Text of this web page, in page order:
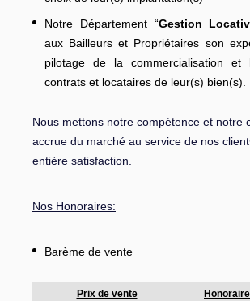
Notre Département “Gestion
aux Bailleurs et Propriétaires son
pilotage de la commercialisation et
contrats et locataires de leur(s) bien(s).
Nous mettons notre compétence et notre
accrue du marché au service de nos
entière satisfaction.
Nos Honoraires:
Barème de vente
Prix de vente